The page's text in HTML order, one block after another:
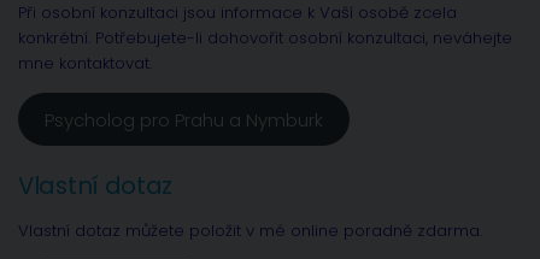
Při osobní konzultaci jsou informace k Vaší osobě zcela
konkrétní. Potřebujete-li dohovořit osobní konzultaci, neváhejte
mne kontaktovat.
Psycholog pro Prahu a Nymburk
Vlastní dotaz
Vlastní dotaz můžete položit v mé online poradně zdarma.